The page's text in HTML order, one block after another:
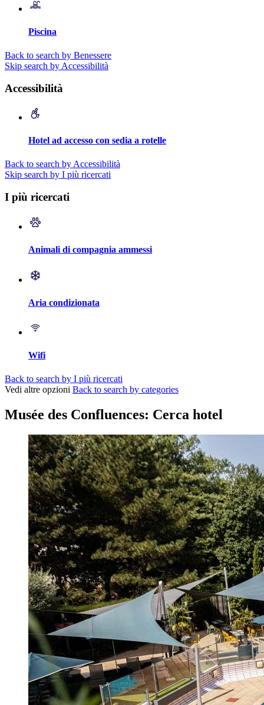
Piscina
Back to search by Benessere
Skip search by Accessibilità
Accessibilità
Hotel ad accesso con sedia a rotelle
Back to search by Accessibilità
Skip search by I più ricercati
I più ricercati
Animali di compagnia ammessi
Aria condizionata
Wifi
Back to search by I più ricercati
Vedi altre opzioni Back to search by categories
Musée des Confluences: Cerca hotel